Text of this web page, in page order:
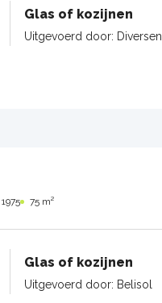
Glas of kozijnen
Uitgevoerd door: Diversen
75 m²
Glas of kozijnen
Uitgevoerd door: Belisol